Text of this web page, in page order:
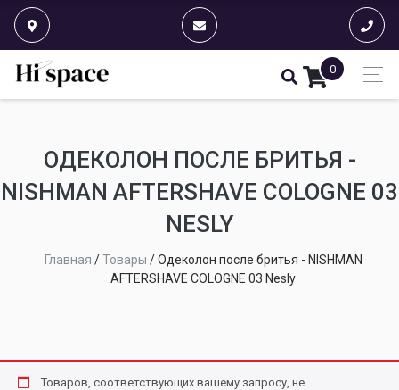
0
ОДЕКОЛОН ПОСЛЕ БРИТЬЯ -
NISHMAN AFTERSHAVE COLOGNE 03
NESLY
Главная /Товары /Одеколон после бритья - NISHMAN
AFTERSHAVE COLOGNE 03 Nesly
Товаров, соответствующих вашему запросу, не